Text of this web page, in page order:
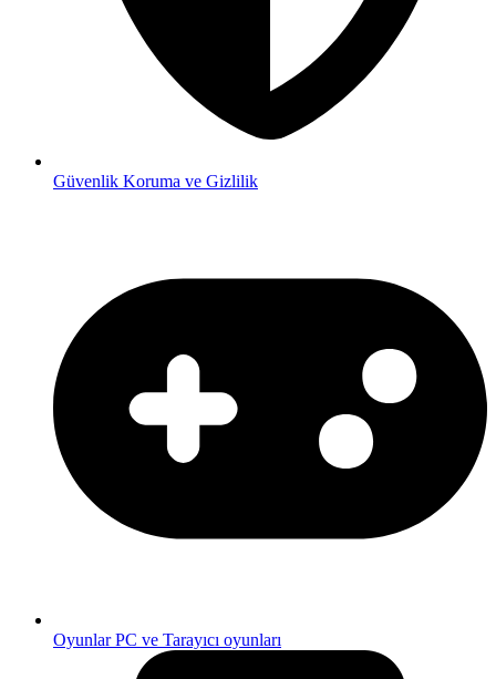
Güvenlik Koruma ve Gizlilik
OyunlarPC ve Tarayıcı oyunları